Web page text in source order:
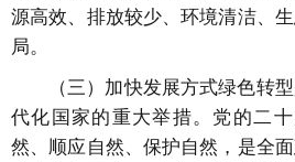
源高效、排放较少、环境清洁、
局。
（三）加快发展方式绿色转
代化国家的重大举措。党的二
然、顺应自然、保护自然，是全